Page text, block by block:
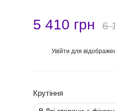
5 410 грн 6
Увійти для
Крутіння